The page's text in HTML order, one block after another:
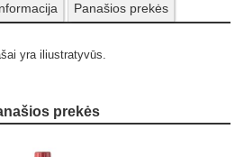
Panašios prekės
yra iliustratyvūs.
prekės